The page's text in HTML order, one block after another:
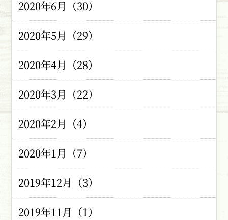
2020年6月（30）
2020年5月（29）
2020年4月（28）
2020年3月（22）
2020年2月（4）
2020年1月（7）
2019年12月（3）
2019年11月（1）